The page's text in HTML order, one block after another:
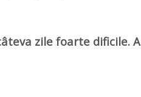
zile foarte dificile.